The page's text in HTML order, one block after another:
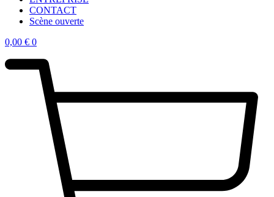
CONTACT
Scène ouverte
0,00 € 0